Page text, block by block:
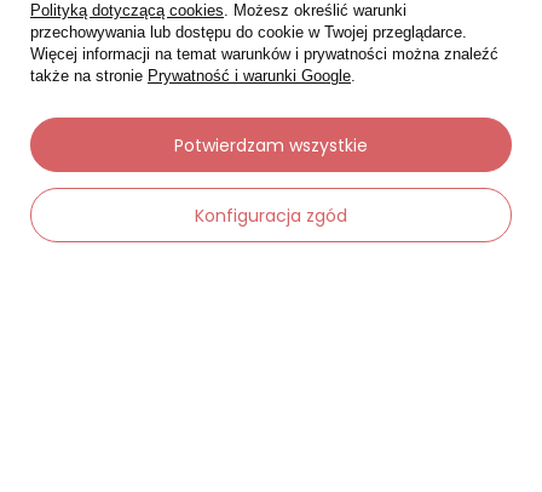
Moje zamówienia
Status zamówienia
Śledzenie przesyłki
Polityką dotyczącą cookies. Możesz określić warunki
przechowywania lub dostępu do cookie w Twojej przeglądarce.
Więcej informacji na temat warunków i prywatności można znaleźć
także na stronie Prywatność i warunki Google.
Konfiguracja zgód
Potwierdzam wszystkie